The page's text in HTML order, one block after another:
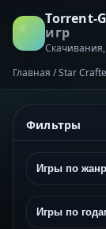
Torrent-
игр
Главная /Star
Фильтры
Игры по
Игры по